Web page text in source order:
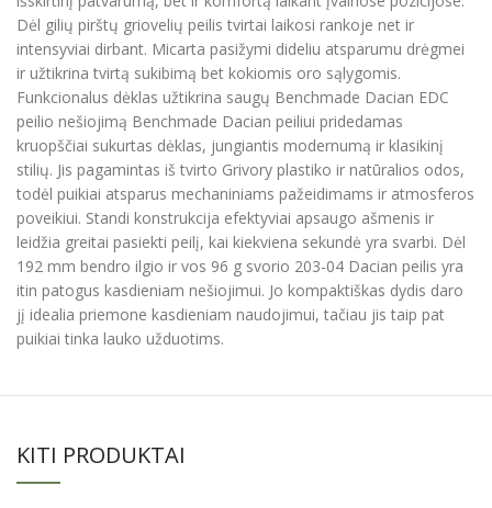
Dėl gilių pirštų griovelių peilis tvirtai laikosi rankoje net ir
intensyviai dirbant. Micarta pasižymi dideliu atsparumu drėgmei
ir užtikrina tvirtą sukibimą bet kokiomis oro sąlygomis.
Funkcionalus dėklas užtikrina saugų Benchmade Dacian EDC
peilio nešiojimą Benchmade Dacian peiliui pridedamas
kruopščiai sukurtas dėklas, jungiantis modernumą ir klasikinį
stilių. Jis pagamintas iš tvirto Grivory plastiko ir natūralios odos,
todėl puikiai atsparus mechaniniams pažeidimams ir atmosferos
poveikiui. Standi konstrukcija efektyviai apsaugo ašmenis ir
leidžia greitai pasiekti peilį, kai kiekviena sekundė yra svarbi. Dėl
192 mm bendro ilgio ir vos 96 g svorio 203-04 Dacian peilis yra
itin patogus kasdieniam nešiojimui. Jo kompaktiškas dydis daro
jį idealia priemone kasdieniam naudojimui, tačiau jis taip pat
puikiai tinka lauko užduotims.
KITI PRODUKTAI